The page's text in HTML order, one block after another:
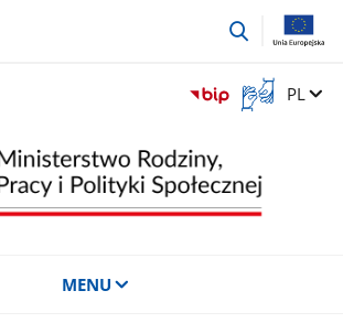
przejdź
Otwórz
okno
języka
migowego
Zmień
PL
MENU